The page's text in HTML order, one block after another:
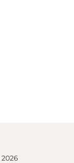
2026